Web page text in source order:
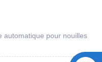
automatique pour nouilles